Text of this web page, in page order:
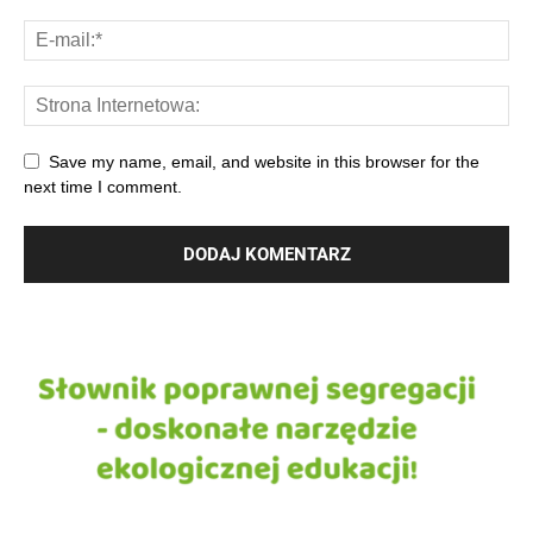
Save my name, email, and website in this browser for the
next time I comment.